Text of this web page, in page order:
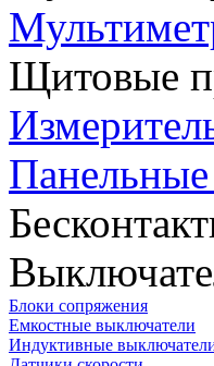
Щитовые
Блоки сопряжения
Емкостные выключатели
Индуктивные